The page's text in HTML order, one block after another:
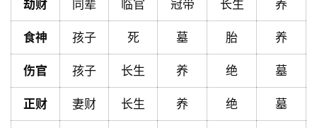
占
卜
理
登录 注册
劫财 同辈 临官 冠带 长生 养
食神 孩子 死 墓 胎 养
伤官 孩子 长生 养 绝 墓
正财 妻财 长生 养 绝 墓